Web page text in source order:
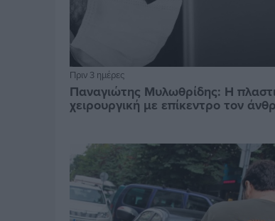
Πριν 3 ημέρες
Παναγιώτης Μυλωθρίδης: Η
χειρουργική με επίκεντρο τον